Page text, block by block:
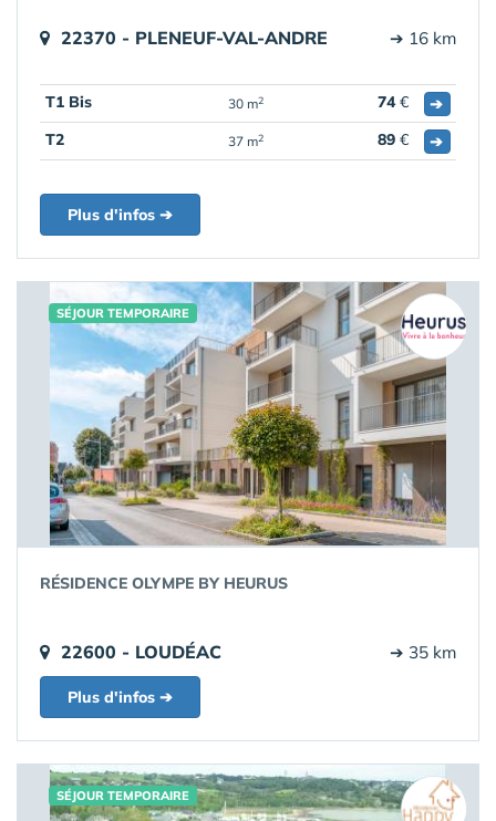
22370 - PLENEUF-VAL-ANDRE ➔ 16 km
T1 Bis 30 m2 74€
➔
T2
37 m2 89 € ➔
Plus d'infos ➔
SÉJOUR TEMPORAIRE
RÉSIDENCE OLYMPE BY HEURUS
22600 - LOUDÉAC ➔ 35 km
Plus d'infos ➔
SÉJOUR TEMPORAIRE